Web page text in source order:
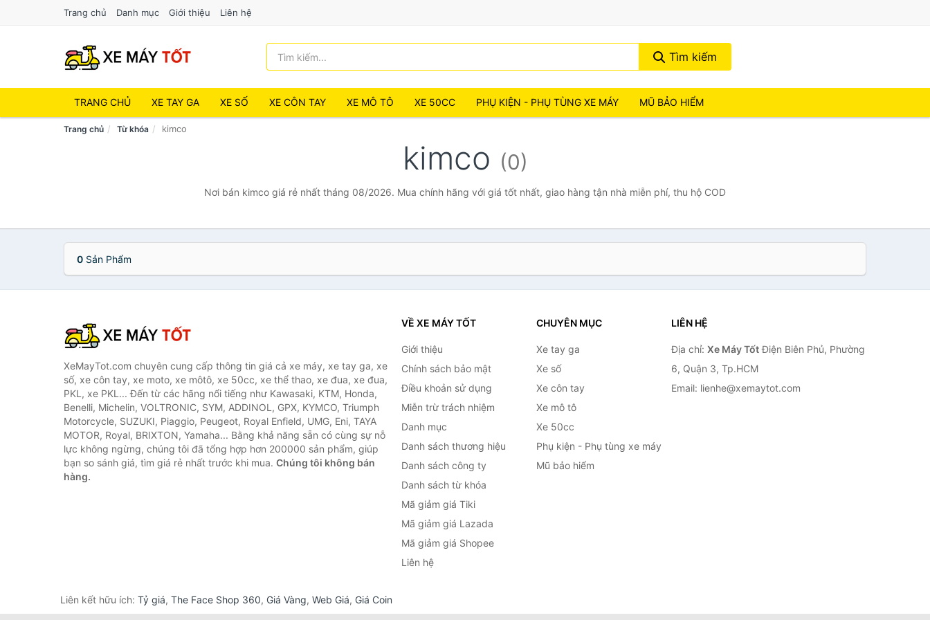
Trang chủ Danh mục Giới thiệu Liên hệ
Tìm kiếm
TRANG CHỦ XE TAY GA XE SỐ XE CÔN TAY XE MÔ TÔ XE 50CC PHỤ KIỆN - PHỤ TÙNG XE MÁY MŨ BẢO HIỂM
Trang chủ Từ khóa kimco
kimco (0)
Nơi bán kimco giá rẻ nhất tháng 08/2026. Mua chính hãng với giá tốt nhất, giao hàng tận nhà miễn phí, thu hộ COD
0 Sản Phẩm
XeMayTot.com chuyên cung cấp thông tin giá cả xe máy, xe tay ga, xe
số, xe côn tay, xe moto, xe môtô, xe 50cc, xe thể thao, xe đua, xe đua,
PKL, xe PKL... Đến từ các hãng nổi tiếng như Kawasaki, KTM, Honda,
Benelli, Michelin, VOLTRONIC, SYM, ADDINOL, GPX, KYMCO, Triumph
Motorcycle, SUZUKI, Piaggio, Peugeot, Royal Enfield, UMG, Eni, TAYA
MOTOR, Royal, BRIXTON, Yamaha... Bằng khả năng sẵn có cùng sự nỗ
lực không ngừng, chúng tôi đã tổng hợp hơn 200000 sản phẩm, giúp
bạn so sánh giá, tìm giá rẻ nhất trước khi mua. Chúng tôi không bán
hàng.
VỀ XE MÁY TỐT
Giới thiệu
Chính sách bảo mật
Điều khoản sử dụng
Miễn trừ trách nhiệm
Danh mục
Danh sách thương hiệu
Danh sách công ty
Danh sách từ khóa
Mã giảm giá Tiki
Mã giảm giá Lazada
Mã giảm giá Shopee
Liên hệ
CHUYÊN MỤC
Xe tay ga
Xe số
Xe côn tay
Xe mô tô
Xe 50cc
Phụ kiện - Phụ tùng xe máy
Mũ bảo hiểm
LIÊN HỆ
Địa chỉ: Xe Máy TốtĐiện Biên Phủ, Phường
6, Quận 3, Tp.HCM
Email: lienhe@xemaytot.com
Liên kết hữu ích: Tỷ giá, The Face Shop 360, Giá Vàng, Web Giá, Giá Coin